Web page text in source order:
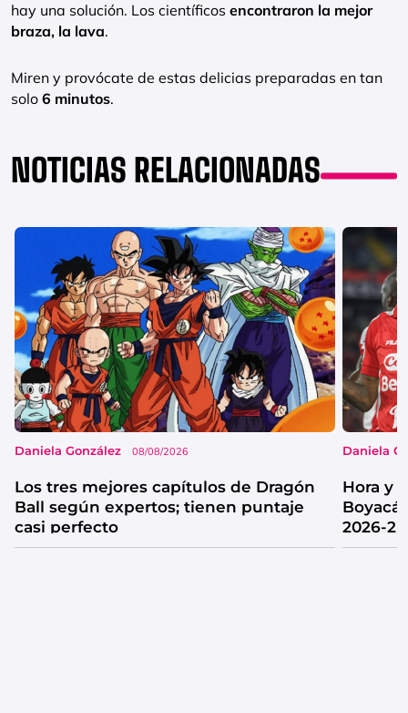
hay una solución. Los científicos encontraron la mejor
braza, la lava.
Miren y provócate de estas delicias preparadas en tan
solo 6 minutos.
NOTICIAS RELACIONADAS
Daniela González 08/08/2026
Los tres mejores capítulos de Dragón
Ball según expertos; tienen puntaje
casi perfecto
Daniela
Hora y
Boyacá
2026-2